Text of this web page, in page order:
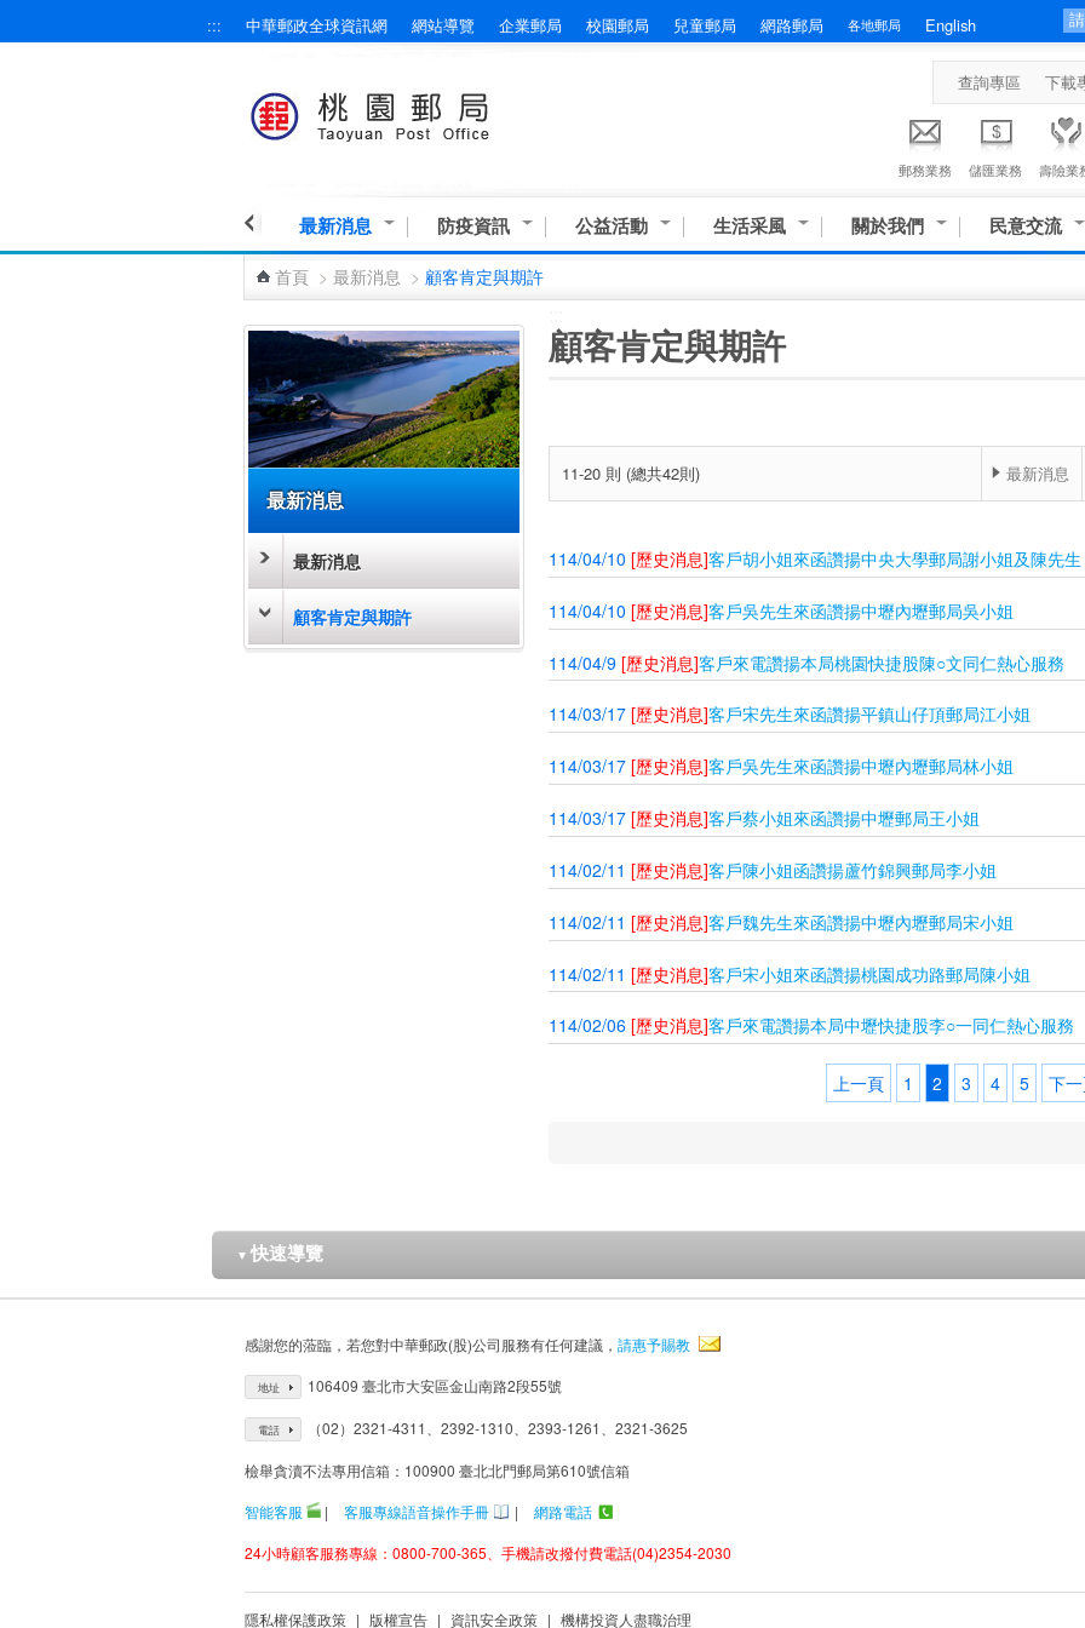
::: 中華郵政全球資訊網 網站導覽 企業郵局 校園郵局 兒童郵局 網路郵局 各地郵局 English
查詢專區 下載
郵務業務 儲匯業務 壽險業
最新消息 防疫資訊 公益活動 生活采風 關於我們 民意交流
首頁 > 最新消息 > 顧客肯定與期許
最新消息
最新消息
顧客肯定與期許
顧客肯定與期許
11-20 則 (總共42則) 最新消息
114/04/10 [歷史消息]客戶胡小姐來函讚揚中央大學郵局謝小姐及陳先生
114/04/10 [歷史消息]客戶吳先生來函讚揚中壢內壢郵局吳小姐
114/04/9 [歷史消息]客戶來電讚揚本局桃園快捷股陳○文同仁熱心服務
114/03/17 [歷史消息]客戶宋先生來函讚揚平鎮山仔頂郵局江小姐
114/03/17 [歷史消息]客戶吳先生來函讚揚中壢內壢郵局林小姐
114/03/17 [歷史消息]客戶蔡小姐來函讚揚中壢郵局王小姐
114/02/11 [歷史消息]客戶陳小姐函讚揚蘆竹錦興郵局李小姐
114/02/11 [歷史消息]客戶魏先生來函讚揚中壢內壢郵局宋小姐
114/02/11 [歷史消息]客戶宋小姐來函讚揚桃園成功路郵局陳小姐
114/02/06 [歷史消息]客戶來電讚揚本局中壢快捷股李○一同仁熱心服務
上一頁 1 2 3 4 5 下
▼ 快速導覽
感謝您的蒞臨，若您對中華郵政(股)公司服務有任何建議， 請惠予賜教
地址 106409 臺北市大安區金山南路2段55號
電話 （02）2321-4311、2392-1310、2393-1261、2321-3625
檢舉貪瀆不法專用信箱：100900 臺北北門郵局第610號信箱
智能客服
| 客服專線語音操作手冊 |
網路電話
24小時顧客服務專線：0800-700-365、手機請改撥付費電話(04)2354-2030
隱私權保護政策 | 版權宣告 | 資訊安全政策 | 機構投資人盡職治理